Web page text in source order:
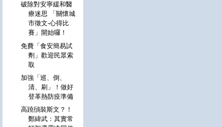
破除對安寧緩和醫
療迷思 「關懷城
市徵文-心得比
賽」開始囉！
免費「食安簡易試
劑」歡迎民眾索
取
加強「巡、倒、
清、刷」！做好
登革熱防疫準備
高蹺鴴裝斯文？！
鄭緯武：其實常